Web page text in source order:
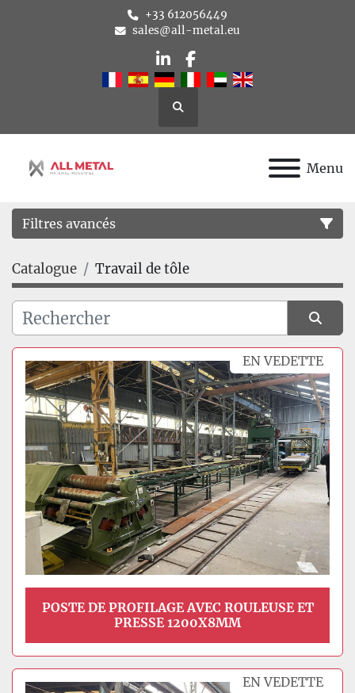
+33 612056449
sales@all-metal.eu
linkedin
facebook
Rechercher
Menu
Filtres avancés
Catégorie
Fabricant
Modèle
Catalogue Travail de tôle
Trier par EN VEDETTE
POSTE DE PROFILAGE AVEC ROULEUSE ET
PRESSE 1200X8MM
EN VEDETTE